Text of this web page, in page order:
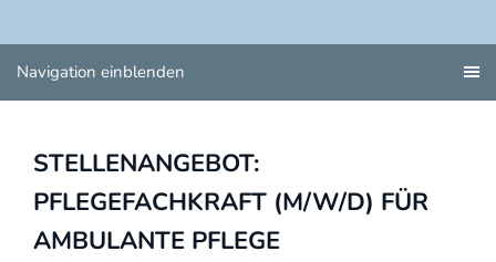
Navigation einblenden
STELLENANGEBOT:
PFLEGEFACHKRAFT (M/W/D) FÜR
AMBULANTE PFLEGE